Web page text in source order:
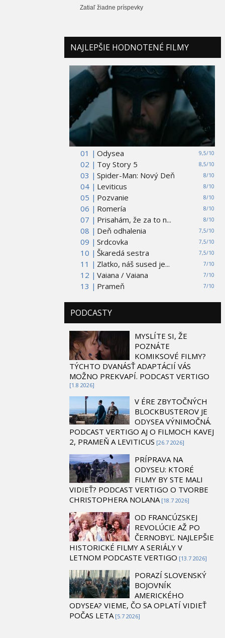
Zatiaľ žiadne príspevky
NAJLEPŠIE HODNOTENÉ FILMY
01 | 9,5/10
Odysea
02 |
8,5/10
Toy Story 5
03 |
8/10
Spider-Man: Nový Deň
04 |
8/10
Leviticus
05 |
8/10
Pozvanie
06 |
8/10
Romería
07 |
8/10
Prisahám, že za to n...
08 |
7,5/10
Deň odhalenia
09 |
7,5/10
Srdcovka
10 |
7,5/10
Škaredá sestra
11 |
7/10
Zlatko, náš sused je...
12 |
7/10
Vaiana / Vaiana
13 |
7/10
Prameň
PODCASTY
MYSLÍTE SI, ŽE
POZNÁTE
KOMIKSOVÉ FILMY?
TÝCHTO DVANÁSŤ ADAPTÁCIÍ VÁS
MOŽNO PREKVAPÍ. PODCAST VERTIGO
[1.8 2026]
V ÉRE ZBYTOČNÝCH
BLOCKBUSTEROV JE
ODYSEA VÝNIMOČNÁ.
PODCAST VERTIGO AJ O FILMOCH KAVEJ
2, PRAMEŇ A LEVITICUS [26.7 2026]
PRÍPRAVA NA
ODYSEU: KTORÉ
FILMY BY STE MALI
VIDIEŤ? PODCAST VERTIGO O TVORBE
CHRISTOPHERA NOLANA [18.7 2026]
OD FRANCÚZSKEJ
REVOLÚCIE AŽ PO
ČERNOBYĽ. NAJLEPŠIE
HISTORICKÉ FILMY A SERIÁLY V
LETNOM PODCASTE VERTIGO [13.7 2026]
PORAZÍ SLOVENSKÝ
BOJOVNÍK
AMERICKÉHO
ODYSEA? VIEME, ČO SA OPLATÍ VIDIEŤ
POČAS LETA [5.7 2026]